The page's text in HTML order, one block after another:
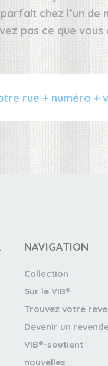
chez l’un de
pas ce que
NAVIGATION
Collection
Sur le VIB®
Trouvez votre
Devenir un
VIB®-soutient
nouvelles